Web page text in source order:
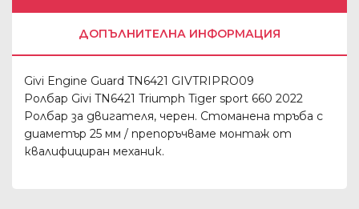
ДОПЪЛНИТЕЛНА ИНФОРМАЦИЯ
Givi Engine Guard TN6421 GIVTRIPRO09
Ролбар Givi TN6421 Triumph Tiger sport 660 2022
Ролбар за двигателя, черен. Стоманена тръба с
диаметър 25 мм / препоръчваме монтаж от
квалифициран механик.